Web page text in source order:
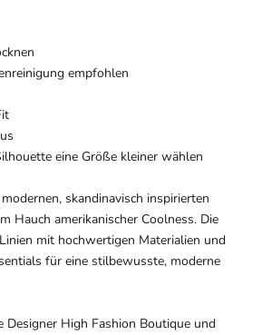
empfohlen
eine Größe kleiner wählen
skandinavisch inspirierten
Hauch amerikanischer Coolness. Die
mit hochwertigen Materialien und
für eine stilbewusste, moderne
Designer High Fashion Boutique und